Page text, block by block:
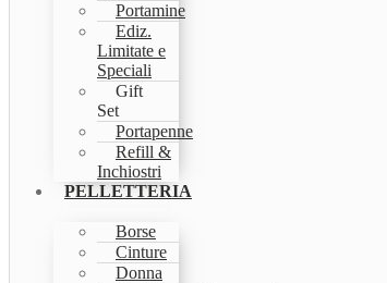
Portamine
Ediz.
Limitate e
Speciali
Gift
Set
Portapenne
Refill &
Inchiostri
PELLETTERIA
Borse
Cinture
Donna